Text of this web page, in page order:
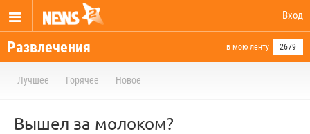
Вход
Развлечения в мою ленту 2679
Лучшее Горячее Новое
Вышел за молоком?